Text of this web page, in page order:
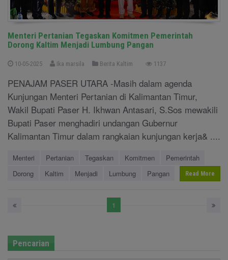
Menteri Pertanian Tegaskan Komitmen Pemerintah
Dorong Kaltim Menjadi Lumbung Pangan
10-05-2025 Ika marsila Berita Kaltim 1137
PENAJAM PASER UTARA -Masih dalam agenda
Kunjungan Menteri Pertanian di Kalimantan Timur,
Wakil Bupati Paser H. Ikhwan Antasari, S.Sos mewakili
Bupati Paser menghadiri undangan Gubernur
Kalimantan Timur dalam rangkaian kunjungan kerja& ....
Menteri Pertanian Tegaskan Komitmen
Pemerintah
Dorong
Kaltim Menjadi Lumbung Pangan Read More
1
Pencarian